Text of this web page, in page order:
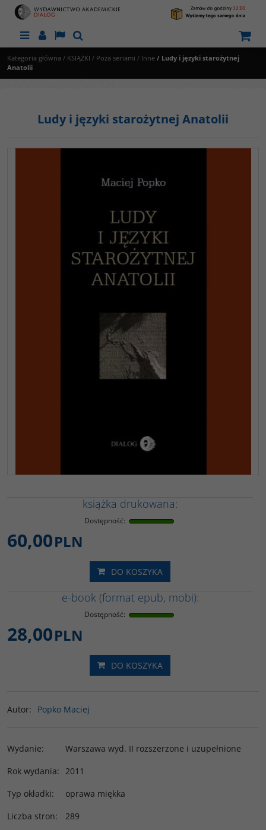
MenuPanelLangSzukaj
Kategoria główna / KSIĄŻKI / Poza seriami / Inne / Ludy i języki starożytnej
Anatolii
Ludy i języki starożytnej Anatolii
książka drukowana:
Dostępność:
60,00PLN
DO KOSZYKA
e-book (format epub, mobi):
Dostępność:
28,00PLN
DO KOSZYKA
Autor: Popko Maciej
Wydanie:
Warszawa wyd. II rozszerzone i uzupełnione
Rok wydania: 2011
Typ okładki:
oprawa miękka
Liczba stron:
289